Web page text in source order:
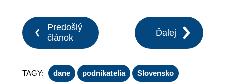
Predošlý
článok
Ďalej
TAGY: dane podnikatelia Slovensko